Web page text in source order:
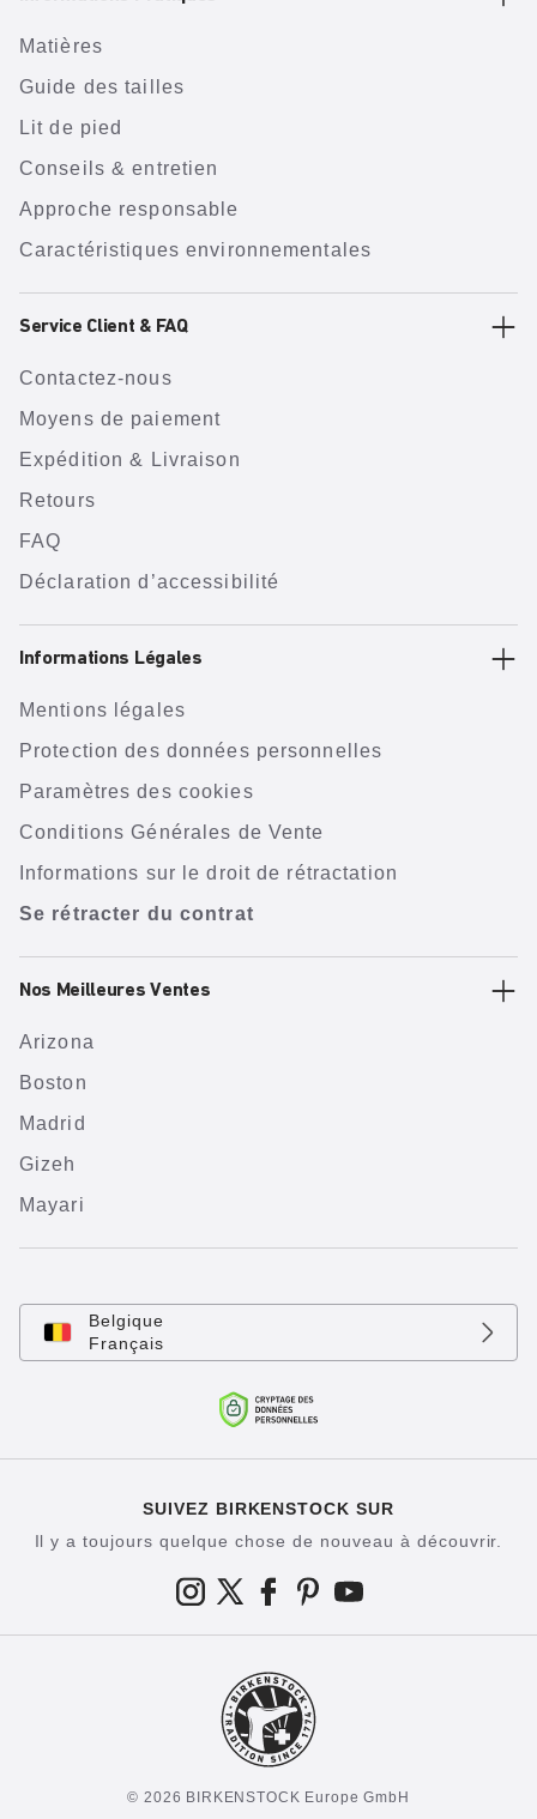
Matières
Guide des tailles
Lit de pied
Conseils & entretien
Approche responsable
Caractéristiques environnementales
Service Client & FAQ
Contactez-nous
Moyens de paiement
Expédition & Livraison
Retours
FAQ
Déclaration d’accessibilité
Informations Légales
Mentions légales
Protection des données personnelles
Paramètres des cookies
Conditions Générales de Vente
Informations sur le droit de rétractation
Se rétracter du contrat
Nos Meilleures Ventes
Arizona
Boston
Madrid
Gizeh
Mayari
Belgique
Français
SUIVEZ BIRKENSTOCK SUR
Il y a toujours quelque chose de nouveau à découvrir.
© 2026 BIRKENSTOCK Europe GmbH